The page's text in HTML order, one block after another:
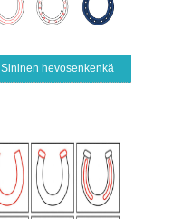
Sininen hevosenkenkä